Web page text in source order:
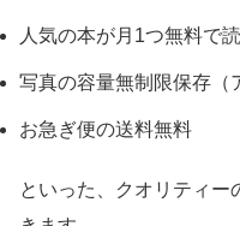
人気の本が月1つ無料で
写真の容量無制限保存（
お急ぎ便の送料無料
といった、クオリティー